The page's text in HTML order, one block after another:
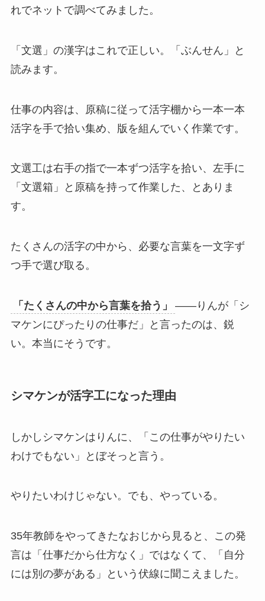
れでネットで調べてみました。
「文選」の漢字はこれで正しい。「ぶんせん」と
読みます。
仕事の内容は、原稿に従って活字棚から一本一本
活字を手で拾い集め、版を組んでいく作業です。
文選工は右手の指で一本ずつ活字を拾い、左手に
「文選箱」と原稿を持って作業した、とありま
す。
たくさんの活字の中から、必要な言葉を一文字ず
つ手で選び取る。
「たくさんの中から言葉を拾う」
——りんが「シ
マケンにぴったりの仕事だ」と言ったのは、鋭
い。本当にそうです。
シマケンが活字工になった理由
しかしシマケンはりんに、「この仕事がやりたい
わけでもない」とぼそっと言う。
やりたいわけじゃない。でも、やっている。
35年教師をやってきたなおじから見ると、この発
言は「仕事だから仕方なく」ではなくて、「自分
には別の夢がある」という伏線に聞こえました。